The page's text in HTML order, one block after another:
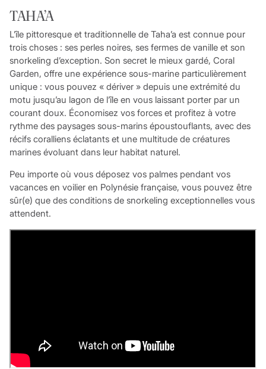
TAHA’A
L’île pittoresque et traditionnelle de Taha’a est connue pour
trois choses : ses perles noires, ses fermes de vanille et son
snorkeling d’exception. Son secret le mieux gardé, Coral
Garden, offre une expérience sous-marine particulièrement
unique : vous pouvez « dériver » depuis une extrémité du
motu jusqu’au lagon de l’île en vous laissant porter par un
courant doux. Économisez vos forces et profitez à votre
rythme des paysages sous-marins époustouflants, avec des
récifs coralliens éclatants et une multitude de créatures
marines évoluant dans leur habitat naturel.
Peu importe où vous déposez vos palmes pendant vos
vacances en voilier en Polynésie française, vous pouvez être
sûr(e) que des conditions de snorkeling exceptionnelles vous
attendent.